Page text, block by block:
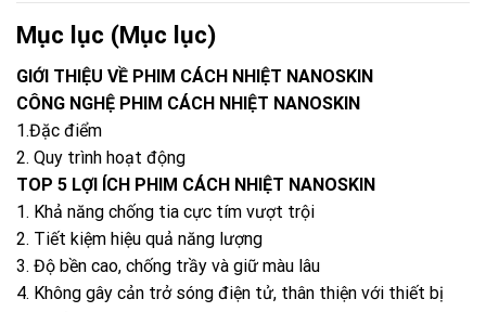
Mục lục (Mục lục)
GIỚI THIỆU VỀ PHIM CÁCH NHIỆT NANOSKIN
CÔNG NGHỆ PHIM CÁCH NHIỆT NANOSKIN
1.Đặc điểm
2. Quy trình hoạt động
TOP 5 LỢI ÍCH PHIM CÁCH NHIỆT NANOSKIN
1. Khả năng chống tia cực tím vượt trội
2. Tiết kiệm hiệu quả năng lượng
3. Độ bền cao, chống trầy và giữ màu lâu
4. Không gây cản trở sóng điện tử, thân thiện với thiết bị